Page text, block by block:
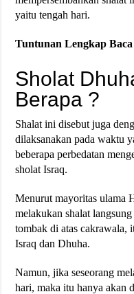
yaitu tengah hari.
Tuntunan Lengkap
Sholat
Berapa ?
Shalat ini disebut juga
dilaksanakan pada waktu
beberapa perbedatan
sholat Israq.
Menurut mayoritas ulama
melakukan shalat
tombak di atas cakrawala,
Israq dan Dhuha.
Namun, jika seseorang
hari, maka itu hanya akan